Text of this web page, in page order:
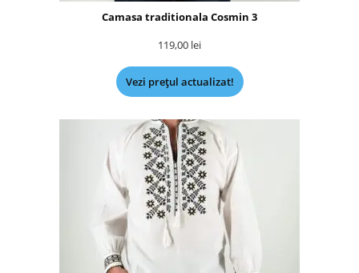
Camasa traditionala Cosmin 3
119,00 lei
Vezi prețul actualizat!